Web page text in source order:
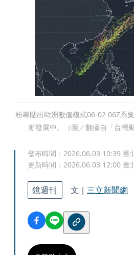
粉專貼出歐洲數值模式06-02 06Z系
漸發展中。（圖／翻攝自「台灣
發布時間： 2026.06.03 10:39 臺
更新時間： 2026.06.03 12:00 臺
鏡週刊 文｜ 三立新聞網